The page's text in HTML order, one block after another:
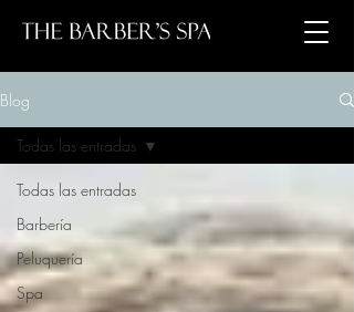
Blog
Todas las entradas
Barbería
Peluquería
Spa
Todas las entradas